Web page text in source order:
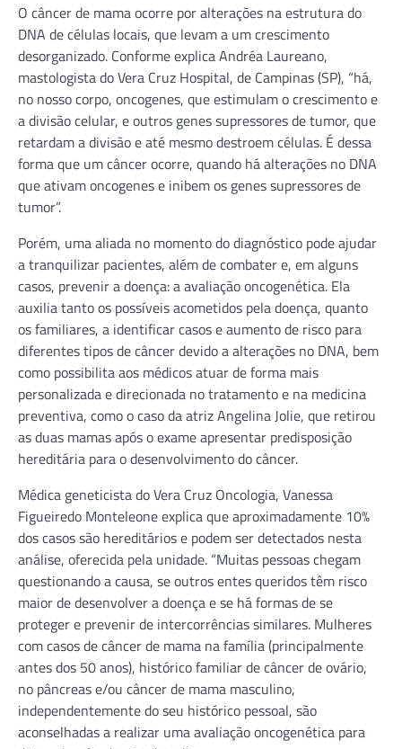
O câncer de mama ocorre por alterações na estrutura do
DNA de células locais, que levam a um crescimento
desorganizado. Conforme explica Andréa Laureano,
mastologista do Vera Cruz Hospital, de Campinas (SP), “há,
no nosso corpo, oncogenes, que estimulam o crescimento e
a divisão celular, e outros genes supressores de tumor, que
retardam a divisão e até mesmo destroem células. É dessa
forma que um câncer ocorre, quando há alterações no DNA
que ativam oncogenes e inibem os genes supressores de
tumor”.
Porém, uma aliada no momento do diagnóstico pode ajudar
a tranquilizar pacientes, além de combater e, em alguns
casos, prevenir a doença: a avaliação oncogenética. Ela
auxilia tanto os possíveis acometidos pela doença, quanto
os familiares, a identificar casos e aumento de risco para
diferentes tipos de câncer devido a alterações no DNA, bem
como possibilita aos médicos atuar de forma mais
personalizada e direcionada no tratamento e na medicina
preventiva, como o caso da atriz Angelina Jolie, que retirou
as duas mamas após o exame apresentar predisposição
hereditária para o desenvolvimento do câncer.
Médica geneticista do Vera Cruz Oncologia, Vanessa
Figueiredo Monteleone explica que aproximadamente 10%
dos casos são hereditários e podem ser detectados nesta
análise, oferecida pela unidade. “Muitas pessoas chegam
questionando a causa, se outros entes queridos têm risco
maior de desenvolver a doença e se há formas de se
proteger e prevenir de intercorrências similares. Mulheres
com casos de câncer de mama na família (principalmente
antes dos 50 anos), histórico familiar de câncer de ovário,
no pâncreas e/ou câncer de mama masculino,
independentemente do seu histórico pessoal, são
aconselhadas a realizar uma avaliação oncogenética para